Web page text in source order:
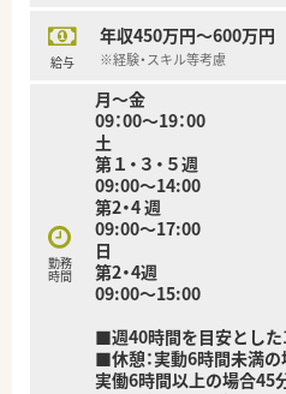
給与
年収450万円～600万円
※経験・スキル等考慮
勤務
時間
月～金
09：00～19：00
土
第１・３・５週
09:00～14:00
第2・4 週
09:00～17:00
日
第2・4週
09:00～15:00
■週40時間を目安とし
■休憩：実動6時間未満
実働6時間以上の場合45